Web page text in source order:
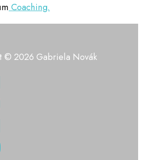
Coaching.
© 2026 Gabriela Novák